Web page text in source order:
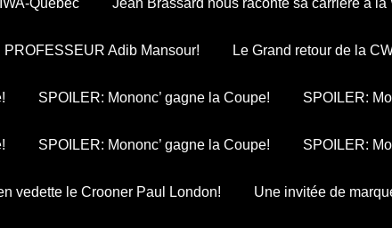
Québec Jean Brassard nous raconte sa carrière à la
Adib Mansour! Le Grand retour de la
SPOILER: Mononc’ gagne la Coupe! SPOILER:
SPOILER: Mononc’ gagne la Coupe! SPOILER:
vedette le Crooner Paul London! Une invitée de